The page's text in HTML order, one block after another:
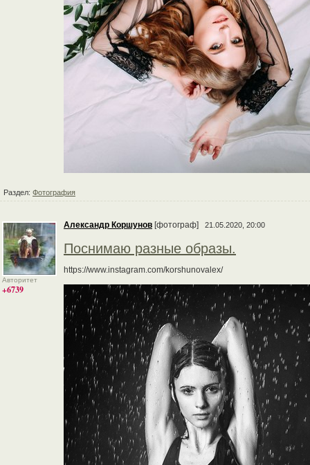
Раздел: Фотография
Авторитет
+6739
Александр Коршунов [фотограф] 21.05.2020, 20:00
Поснимаю разные образы.
https://www.instagram.com/korshunovalex/